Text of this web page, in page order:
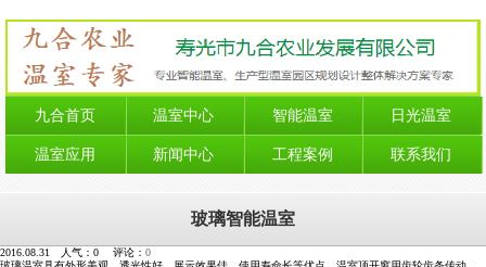
九合首页 温室中心 智能温室 日光温室
温室应用 新闻中心 工程案例 联系我们
玻璃智能温室
2016.08.31 人气： 0 评论： 0